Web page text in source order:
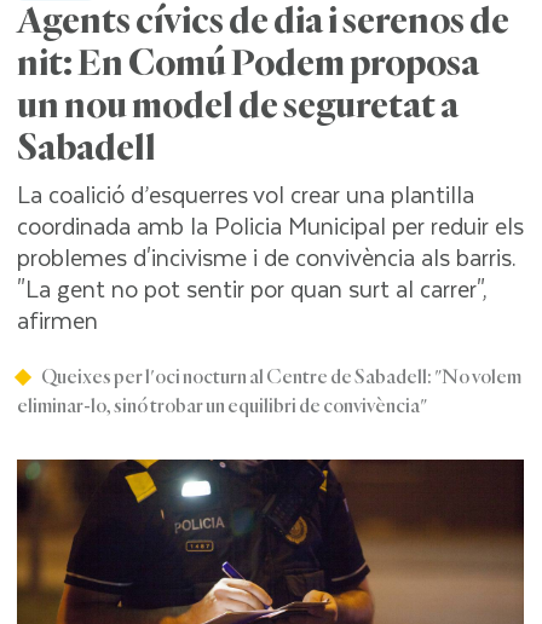
Agents cívics de dia i serenos de
nit: En Comú Podem proposa
un nou model de seguretat a
Sabadell
La coalició d’esquerres vol crear una plantilla
coordinada amb la Policia Municipal per reduir els
problemes d'incivisme i de convivència als barris.
"La gent no pot sentir por quan surt al carrer",
afirmen
Queixes per l'oci nocturn al Centre de Sabadell: "No volem
eliminar-lo, sinó trobar un equilibri de convivència"